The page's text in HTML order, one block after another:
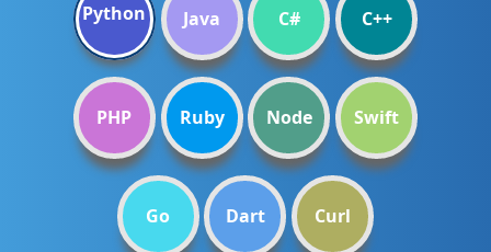
Python Java C# C++
PHP Ruby Node Swift
Go Dart Curl